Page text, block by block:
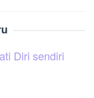
Diri sendiri